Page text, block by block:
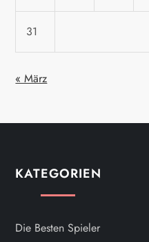
31
« März
KATEGORIEN
Die Besten Spieler